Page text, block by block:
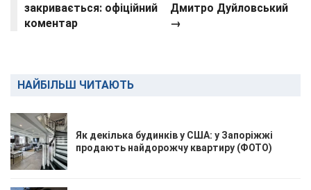
закривається: офіційний
коментар
Дмитро Дуйловський
→
НАЙБІЛЬШ ЧИТАЮТЬ
Як декілька будинків у США: у Запоріжжі
продають найдорожчу квартиру (ФОТО)